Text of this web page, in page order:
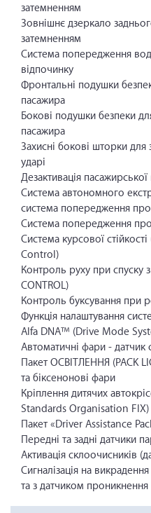
затемненням
Зовнішнє дзеркало
затемненням
Система попередження
відпочинку
Фронтальні подушки
пасажира
Бокові подушки безпеки
пасажира
Захисні бокові шторки
ударі
Дезактивація
Система автономного
cистема попередження про
Система попередження
Система курсової
Control)
Контроль руху при спуску
CONTROL)
Контроль буксування при
Функція налаштування
Alfa DNA™ (Drive Mode
Автоматичні фари - датчик
Пакет ОСВІТЛЕННЯ (PACK
та біксенонові фари
Кріплення дитячих
Standards Organisation FIX)
Пакет «Driver Assistance
Передні та задні датчики
Активація склоочисників
Сигналізація на
та з датчиком